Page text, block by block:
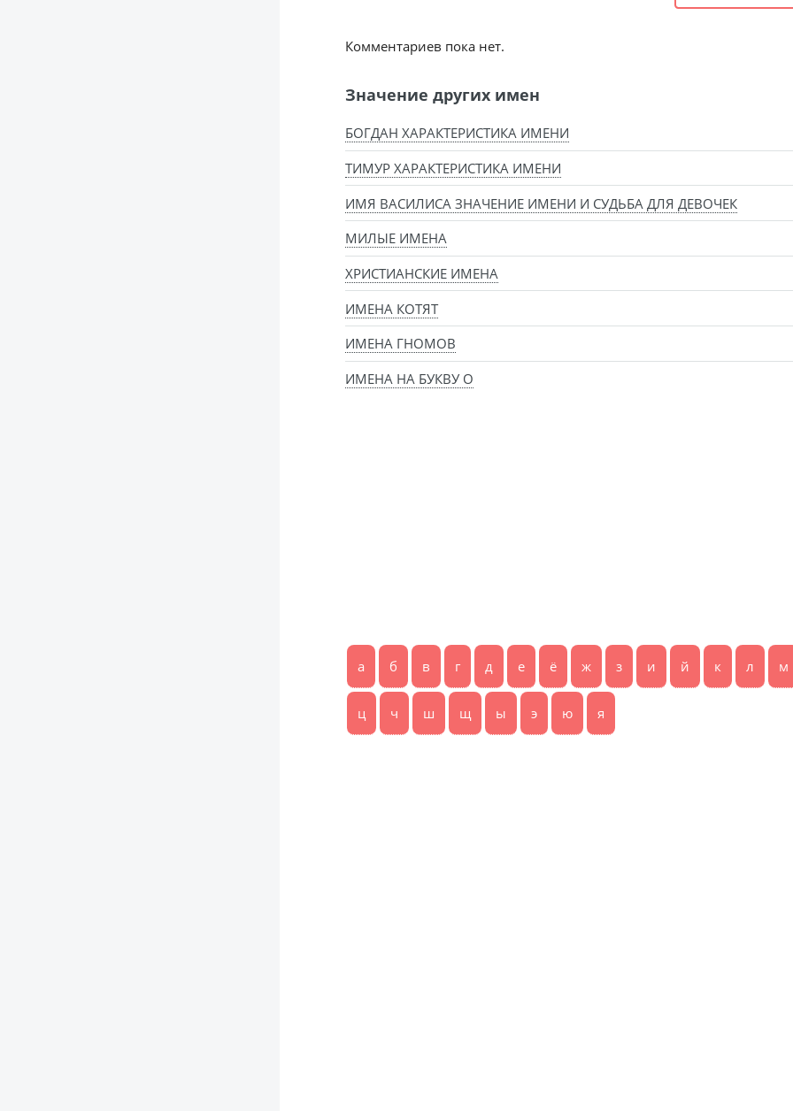
Комментариев пока нет.
Значение других имен
БОГДАН ХАРАКТЕРИСТИКА ИМЕНИ
ТИМУР ХАРАКТЕРИСТИКА ИМЕНИ
ИМЯ ВАСИЛИСА ЗНАЧЕНИЕ ИМЕНИ И СУДЬБА ДЛЯ ДЕВОЧЕК
МИЛЫЕ ИМЕНА
ХРИСТИАНСКИЕ ИМЕНА
ИМЕНА КОТЯТ
ИМЕНА ГНОМОВ
ИМЕНА НА БУКВУ О
а б в г д е ё ж з и й к л м
ц ч ш щ ы э ю я